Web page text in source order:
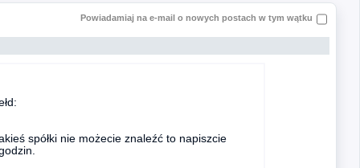
Powiadamiaj na e-mail o nowych postach w tym wątku
spółki nie możecie znaleźć to napiszcie